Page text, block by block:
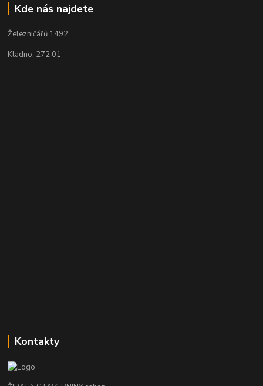
Kde nás najdete
Železničářů 1492
Kladno, 272 01
Kontakty